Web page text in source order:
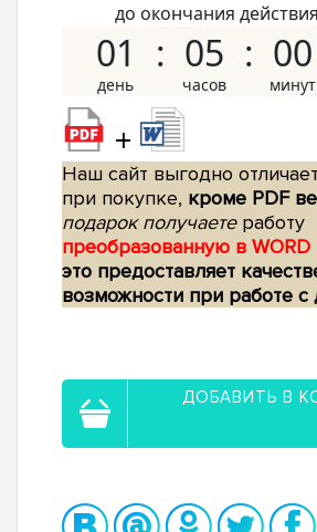
до окончания
01 05 00
+
Наш сайт выгодно
при покупке, кроме PDF
подарок получаетеработу
преобразованную в
это предоставляет
возможности при работе
ДОБАВИТЬ В